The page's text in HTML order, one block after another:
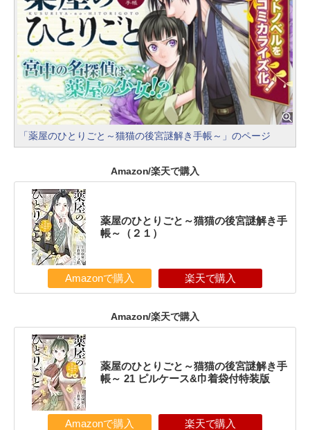
「薬屋のひとりごと～猫猫の後宮謎解き手帳～」のページ
Amazon/楽天で購入
薬屋のひとりごと～猫猫の後宮謎解き手
帳～（２１）
Amazonで購入 楽天で購入
Amazon/楽天で購入
薬屋のひとりごと～猫猫の後宮謎解き手
帳～ 21 ピルケース&巾着袋付特装版
Amazonで購入 楽天で購入